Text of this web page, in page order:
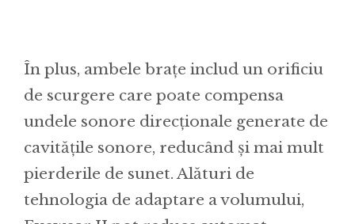
În plus, ambele brațe includ un orificiu
de scurgere care poate compensa
undele sonore direcționale generate de
cavitățile sonore, reducând și mai mult
pierderile de sunet. Alături de
tehnologia de adaptare a volumului,